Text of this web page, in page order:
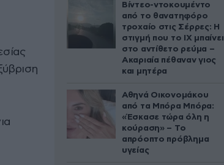
Βίντεο-ντοκουμέντο
από το θανατηφόρο
τροχαίο στις Σέρρες: Η
στιγμή που το ΙΧ μπαίνει
στο αντίθετο ρεύμα –
Ακαριαία πέθαναν γιος
και μητέρα
Αθηνά Οικονομάκου
από τα Μπόρα Μπόρα:
«Έσκασε τώρα όλη η
κούραση» – Το
απρόοπτο πρόβλημα
υγείας